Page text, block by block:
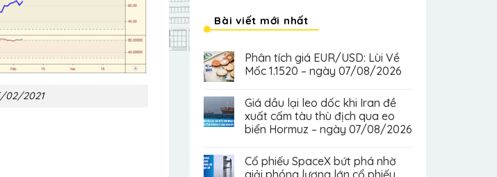
02/2021
Bài viết mới nhất
Phân tích giá EUR/USD: Lùi Về
Mốc 1.1520 – ngày 07/08/2026
Giá dầu lại leo dốc khi Iran đề
xuất cấm tàu thù địch qua eo
biển Hormuz – ngày 07/08/2026
Cổ phiếu SpaceX bứt phá nhờ
giải phóng lượng lớn cổ phiếu